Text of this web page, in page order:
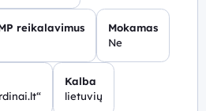
reikalavimus
Mokamas
Ne
Kalba
lietuvių